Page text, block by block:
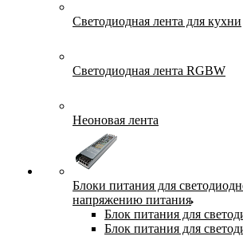
Светодиодная лента для кухни
Светодиодная лента RGBW
Неоновая лента
Блоки питания для
напряжению питания
Блок питания для
Блок питания для